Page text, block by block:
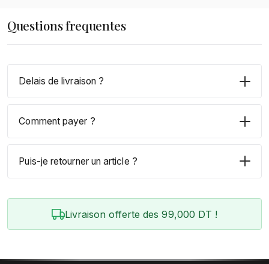
Questions frequentes
Delais de livraison ?
Comment payer ?
Puis-je retourner un article ?
Livraison offerte des 99,000 DT !